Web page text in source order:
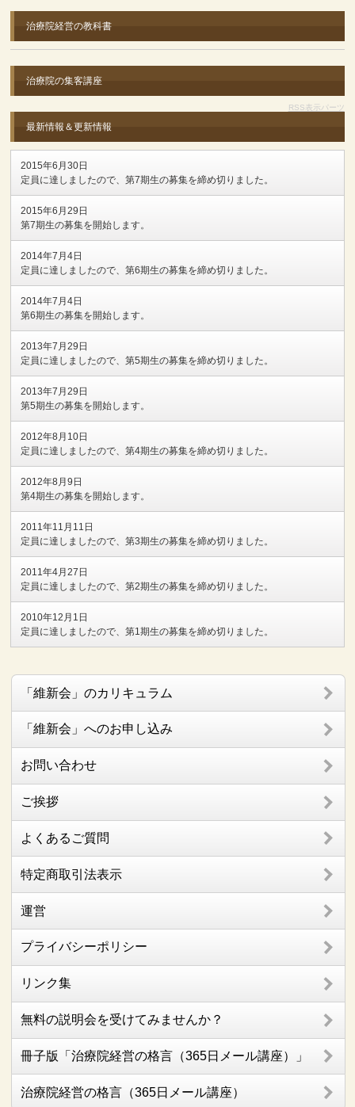
治療院経営の教科書
治療院の集客講座
RSS表示パーツ
最新情報＆更新情報
2015年6月30日
定員に達しましたので、第7期生の募集を締め切りました。
2015年6月29日
第7期生の募集を開始します。
2014年7月4日
定員に達しましたので、第6期生の募集を締め切りました。
2014年7月4日
第6期生の募集を開始します。
2013年7月29日
定員に達しましたので、第5期生の募集を締め切りました。
2013年7月29日
第5期生の募集を開始します。
2012年8月10日
定員に達しましたので、第4期生の募集を締め切りました。
2012年8月9日
第4期生の募集を開始します。
2011年11月11日
定員に達しましたので、第3期生の募集を締め切りました。
2011年4月27日
定員に達しましたので、第2期生の募集を締め切りました。
2010年12月1日
定員に達しましたので、第1期生の募集を締め切りました。
「維新会」のカリキュラム
「維新会」へのお申し込み
お問い合わせ
ご挨拶
よくあるご質問
特定商取引法表示
運営
プライバシーポリシー
リンク集
無料の説明会を受けてみませんか？
冊子版「治療院経営の格言（365日メール講座）」
治療院経営の格言（365日メール講座）